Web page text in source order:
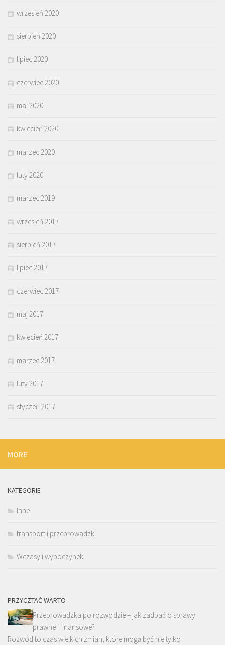
wrzesień 2020
sierpień 2020
lipiec 2020
czerwiec 2020
maj 2020
kwiecień 2020
marzec 2020
luty 2020
marzec 2019
wrzesień 2017
sierpień 2017
lipiec 2017
czerwiec 2017
maj 2017
kwiecień 2017
marzec 2017
luty 2017
styczeń 2017
MORE
KATEGORIE
Inne
transport i przeprowadzki
Wczasy i wypoczynek
PRZYCZTAĆ WARTO
Przeprowadzka po rozwodzie – jak zadbać o sprawy
prawne i finansowe?
Rozwód to czas wielkich zmian, które mogą być nie tylko